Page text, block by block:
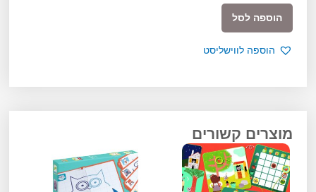
DIY
חרבות
הוספה לסל
הוספה לווישליסט
מוצרים קשורים